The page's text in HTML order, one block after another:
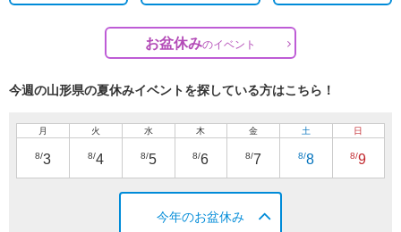
お盆休みのイベント
今週の山形県の夏休みイベントを探している方はこちら！
月
8/3
火
8/4
水
8/5
木
8/6
金
8/7
土
8/8
日
8/9
今年のお盆休み